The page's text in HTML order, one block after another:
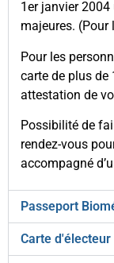
1er janvier
majeures.
Pour les
carte de plus de
attestation de
Possibilité de
rendez-vous
accompagné
Passeport
Carte d'électeur